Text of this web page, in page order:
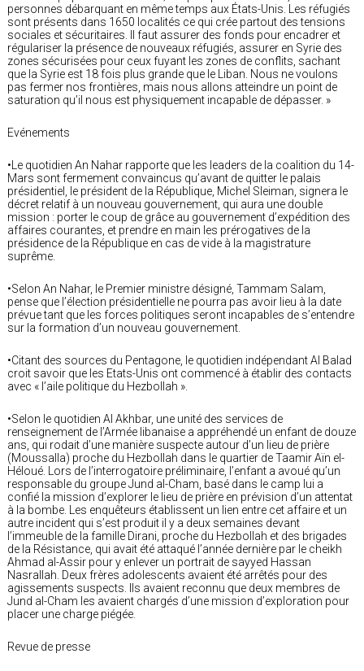
personnes débarquant en même temps aux États-Unis. Les réfugiés
sont présents dans 1650 localités ce qui crée partout des tensions
sociales et sécuritaires. Il faut assurer des fonds pour encadrer et
régulariser la présence de nouveaux réfugiés, assurer en Syrie des
zones sécurisées pour ceux fuyant les zones de conflits, sachant
que la Syrie est 18 fois plus grande que le Liban. Nous ne voulons
pas fermer nos frontières, mais nous allons atteindre un point de
saturation qu’il nous est physiquement incapable de dépasser. »
Evénements
•Le quotidien An Nahar rapporte que les leaders de la coalition du 14-
Mars sont fermement convaincus qu’avant de quitter le palais
présidentiel, le président de la République, Michel Sleiman, signera le
décret relatif à un nouveau gouvernement, qui aura une double
mission : porter le coup de grâce au gouvernement d’expédition des
affaires courantes, et prendre en main les prérogatives de la
présidence de la République en cas de vide à la magistrature
suprême.
•Selon An Nahar, le Premier ministre désigné, Tammam Salam,
pense que l’élection présidentielle ne pourra pas avoir lieu à la date
prévue tant que les forces politiques seront incapables de s’entendre
sur la formation d’un nouveau gouvernement.
•Citant des sources du Pentagone, le quotidien indépendant Al Balad
croit savoir que les Etats-Unis ont commencé à établir des contacts
avec « l’aile politique du Hezbollah ».
•Selon le quotidien Al Akhbar, une unité des services de
renseignement de l’Armée libanaise a appréhendé un enfant de douze
ans, qui rodait d’une manière suspecte autour d’un lieu de prière
(Moussalla) proche du Hezbollah dans le quartier de Taamir Aïn el-
Héloué. Lors de l’interrogatoire préliminaire, l’enfant a avoué qu’un
responsable du groupe Jund al-Cham, basé dans le camp lui a
confié la mission d’explorer le lieu de prière en prévision d’un attentat
à la bombe. Les enquêteurs établissent un lien entre cet affaire et un
autre incident qui s’est produit il y a deux semaines devant
l’immeuble de la famille Dirani, proche du Hezbollah et des brigades
de la Résistance, qui avait été attaqué l’année dernière par le cheikh
Ahmad al-Assir pour y enlever un portrait de sayyed Hassan
Nasrallah. Deux frères adolescents avaient été arrêtés pour des
agissements suspects. Ils avaient reconnu que deux membres de
Jund al-Cham les avaient chargés d’une mission d’exploration pour
placer une charge piégée.
Revue de presse